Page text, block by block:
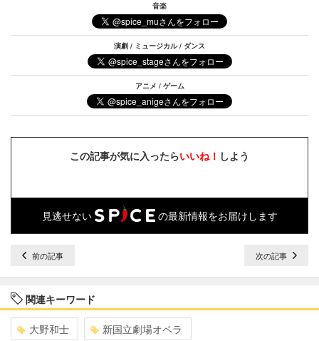
音楽
演劇 / ミュージカル / ダンス
アニメ / ゲーム
この記事が気に入ったらいいね！ しよう
見逃せない の最新情報をお届けします
前の記事 次の記事
関連キーワード
大野和士 新国立劇場オペラ